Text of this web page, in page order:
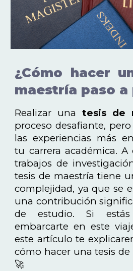
¿Cómo hacer
maestría paso a
Realizar unatesis de
proceso desafiante,
las experiencias más
tu carrera académica.
trabajos de
tesis de maestría tiene
complejidad, ya que se
una contribución
de estudio. Si
embarcarte en este
este artículo te
cómo hacer una tesis de
🚀